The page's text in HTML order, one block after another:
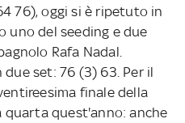
76), oggi si è ripetuto in
uno del seeding e due
Rafa Nadal.
set: 76 (3) 63. Per il
finale della
quest'anno: anche